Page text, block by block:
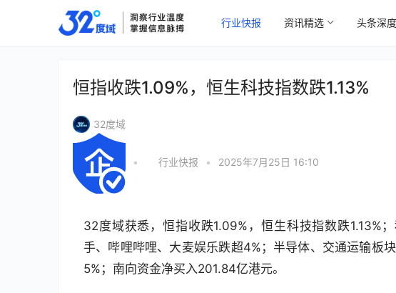
行业快报 资讯精选 头条深度
恒指收跌1.09%，恒生科技指数跌1.13%
32度域
• 行业快报 • 2025年7月25日 16:10
32度域获悉，恒指收跌1.09%，恒生科技指数跌1.13%
手、哔哩哔哩、大麦娱乐跌超4%；半导体、交通运输板
5%；南向资金净买入201.84亿港元。